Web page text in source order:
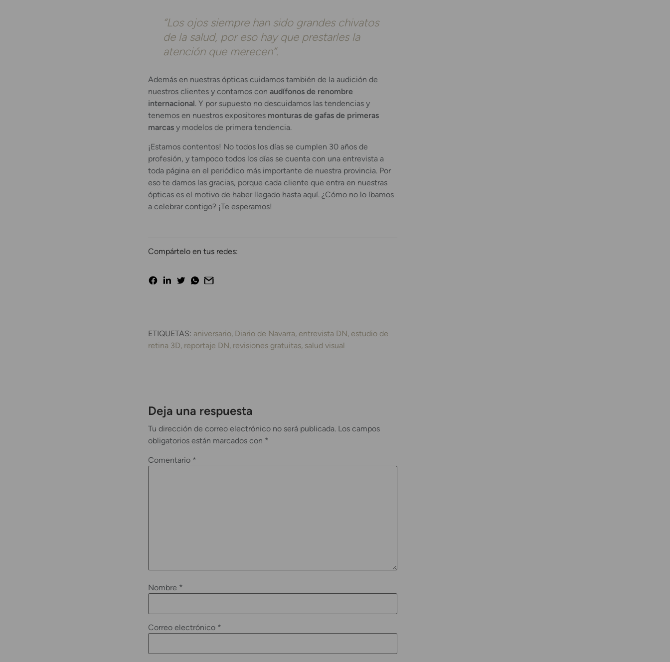
“Los ojos siempre han sido grandes chivatos
de la salud, por eso hay que prestarles la
atención que merecen”.
Además en nuestras ópticas cuidamos también de la audición de
nuestros clientes y contamos con audífonos de renombre
internacional. Y por supuesto no descuidamos las tendencias y
tenemos en nuestros expositores monturas de gafas de primeras
marcas y modelos de primera tendencia.
¡Estamos contentos! No todos los días se cumplen 30 años de
profesión, y tampoco todos los días se cuenta con una entrevista a
toda página en el periódico más importante de nuestra provincia. Por
eso te damos las gracias, porque cada cliente que entra en nuestras
ópticas es el motivo de haber llegado hasta aquí. ¿Cómo no lo íbamos
a celebrar contigo? ¡Te esperamos!
Compártelo en tus redes:
ETIQUETAS: aniversario Diario de Navarra entrevista DN estudio de
retina 3D reportaje DN revisiones gratuitas salud visual
Deja una respuesta
Tu dirección de correo electrónico no será publicada. Los campos
obligatorios están marcados con *
Comentario *
Nombre *
Correo electrónico *